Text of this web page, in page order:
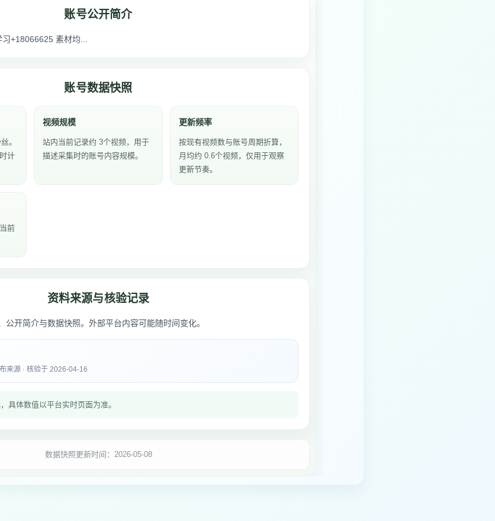
账号公开简介
+18066625 素材均...
账号数据快照
。
计
视频规模
站内当前记录约 3个视频，用于
描述采集时的账号内容规模。
更新频率
按现有视频数与账号周期折算，
月均约 0.6个视频，仅用于观察
更新节奏。
前
资料来源与核验记录
公开简介与数据快照。外部平台内容可能随时间变化。
来源 · 核验于 2026-04-16
具体数值以平台实时页面为准。
数据快照更新时间：2026-05-08